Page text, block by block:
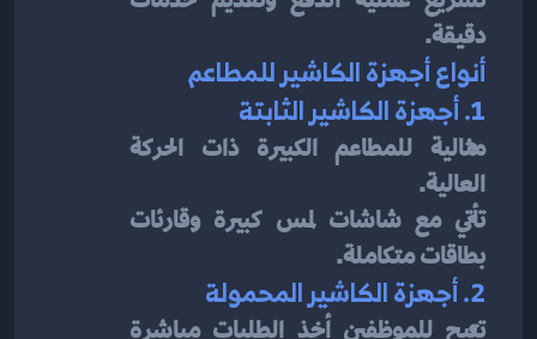
دقيقة.
أنواع أجهزة الكاشير للمطاعم
1. أجهزة الكاشير الثابتة
مثالية للمطاعم الكبيرة ذات الحركة
العالية.
بطاقات متكاملة.
2. أجهزة الكاشير المحمولة